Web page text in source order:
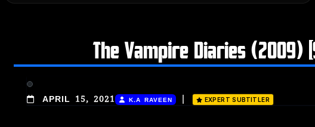
The Vampire Diaries (2009)
APRIL 15, 2021 K.A RAVEEN EXPERT SUBTITLER